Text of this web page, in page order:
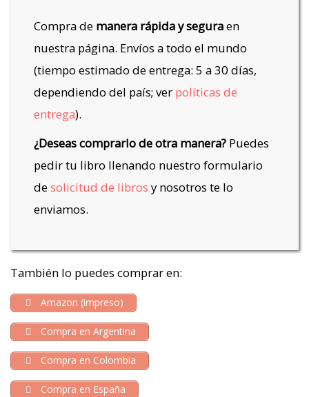
Compra de manera rápida y seguraen
nuestra página. Envíos a todo el mundo
(tiempo estimado de entrega: 5 a 30 días,
dependiendo del país; ver políticas de
entrega).
¿Deseas comprarlo de otra manera?Puedes
pedir tu libro llenando nuestro formulario
desolicitud de libros y nosotros te lo
enviamos.
También lo puedes comprar en:
Amazon (impreso)
Compra en Argentina
Compra en Colombia
Compra en España